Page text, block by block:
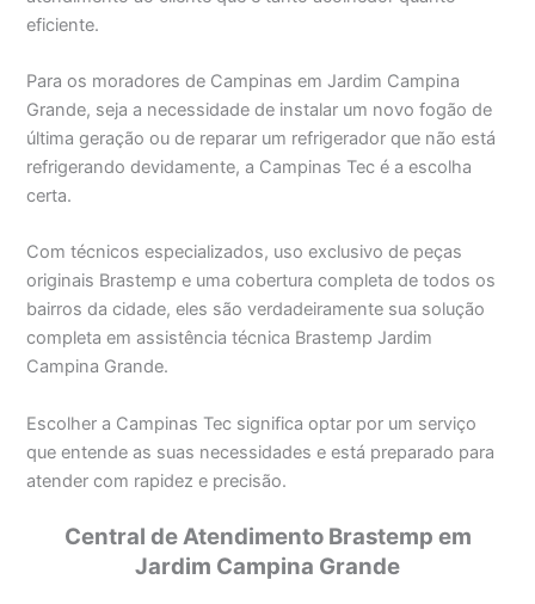
eficiente.
Para os moradores de Campinas em Jardim Campina
Grande, seja a necessidade de instalar um novo fogão de
última geração ou de reparar um refrigerador que não está
refrigerando devidamente, a Campinas Tec é a escolha
certa.
Com técnicos especializados, uso exclusivo de peças
originais Brastemp e uma cobertura completa de todos os
bairros da cidade, eles são verdadeiramente sua solução
completa em assistência técnica Brastemp Jardim
Campina Grande.
Escolher a Campinas Tec significa optar por um serviço
que entende as suas necessidades e está preparado para
atender com rapidez e precisão.
Central de Atendimento Brastemp em
Jardim Campina Grande